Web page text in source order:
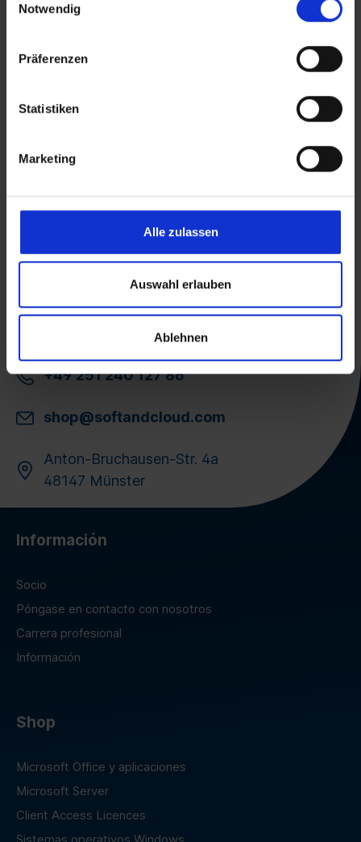
Notwendig
Präferenzen
Statistiken
Marketing
Alle zulassen
Auswahl erlauben
Ablehnen
Servicio y asistencia al cliente
por correo electrónico
Señales de confianza
TÜV
Premio IT-Business Distri 2026
Premio IT-Business Distri 2025
Experto acreditado
+49 251 240 127 86
shop@softandcloud.com
Anton-Bruchausen-Str. 4a
48147 Münster
Información
Socio
Póngase en contacto con nosotros
Carrera profesional
Información
Shop
Microsoft Office y aplicaciones
Microsoft Server
Client Access Licences